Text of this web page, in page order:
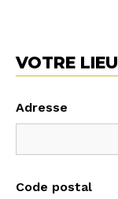
VOTRE LIEU
Adresse
Code postal